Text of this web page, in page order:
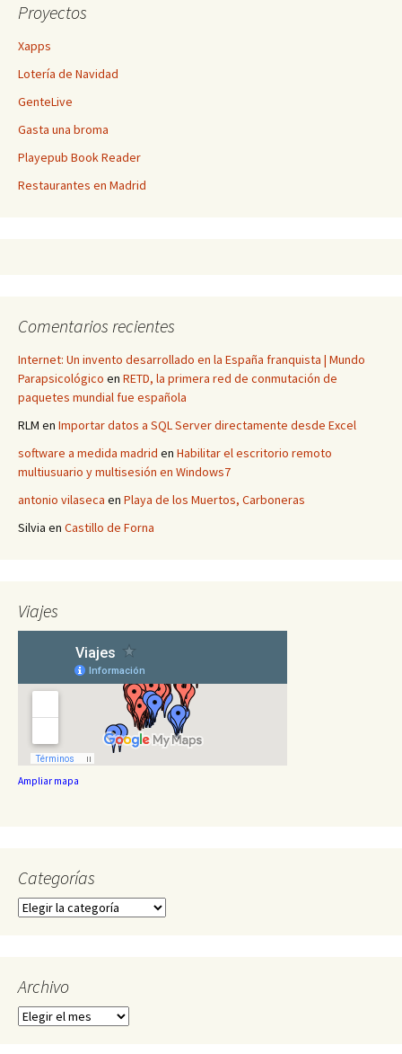
Proyectos
Xapps
Lotería de Navidad
GenteLive
Gasta una broma
Playepub Book Reader
Restaurantes en Madrid
Comentarios recientes
Internet: Un invento desarrollado en la España franquista | Mundo
Parapsicológico en RETD, la primera red de conmutación de
paquetes mundial fue española
RLM en Importar datos a SQL Server directamente desde Excel
software a medida madrid en Habilitar el escritorio remoto
multiusuario y multisesión en Windows7
antonio vilaseca en Playa de los Muertos, Carboneras
Silvia en Castillo de Forna
Viajes
Ampliar mapa
Categorías
Categorías
Archivo
Archivo